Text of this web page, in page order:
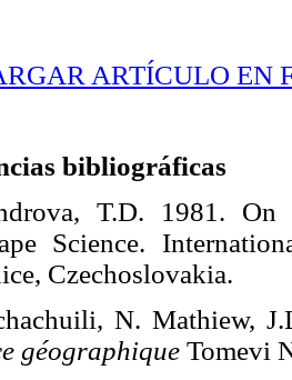
ARTÍCULO EN
bibliográficas
T.D. 1981.
Science.
N. Mathiew,
géographique Tomevi